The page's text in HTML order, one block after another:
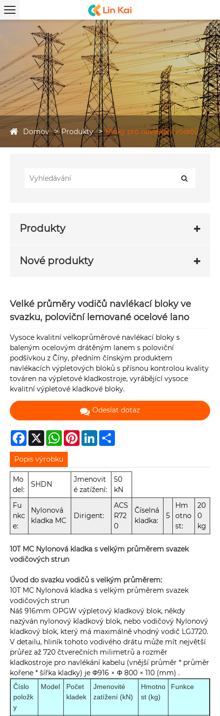
Domov Produkty Bloky pro navlékání vodičů
Produkty
Nové produkty
Velké průměry vodičů navlékací bloky ve
svazku, poloviční lemované ocelové lano
Vysoce kvalitní velkoprůměrové navlékací bloky s
baleným ocelovým drátěným lanem s poloviční
podšívkou z Číny, předním čínským produktem
navlékacích výpletových bloků s přísnou kontrolou kvality
továren na výpletové kladkostroje, vyrábějící vysoce
kvalitní výpletové kladkové bloky.
Odeslat dotaz
Facebook
X WhatsAppPinterestLinkedIn
Popis výrobku
Mo
del:
SHDN
Jmenovit
é zatížení:
50
kN
Fu
nkc
e:
Nylonová
kladka MC
Dirigent:
ACS
R72
0
Číselná
kladka:
5
Hm
otno
st:
20
0
kg
10T MC Nylonová kladka s velkým průměrem svazek
vodičových strun
Úvod do svazku vodičů s velkým průměrem:
10T MC Nylonová kladka s velkým průměrem svazek
vodičových strun
Náš 916mm OPGW výpletový kladkový blok, někdy
nazýván nylonový kladkový blok, nebo vodičový Nylonový
kladkový blok, který má maximálně vhodný vodič LGJ720.
V detailu, hliník tohoto vodivého drátu může mít největší
průřez až 720 čtverečních milimetrů a rozměr
kladkostroje pro navlékání kabelu (vnější průměr * průměr
kořene * šířka kladky) je Φ916 × Φ 800 × 110 (mm) .
Číslo
položk
y
Model
Počet
kladek
Jmenovité
zatížení (kN)
Hmotno
st (kg)
Funkce